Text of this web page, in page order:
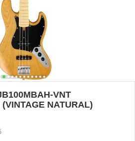
VNT
NATURAL)